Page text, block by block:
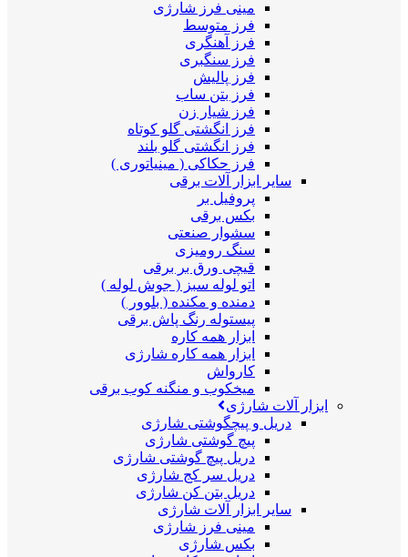
مینی فرز شارژی
فرز متوسط
فرز آهنگری
فرز سنگبری
فرز پالیش
فرز بتن ساب
فرز شیار زن
فرز انگشتی گلو کوتاه
فرز انگشتی گلو بلند
فرز حکاکی ( مینیاتوری )
سایر ابزار آلات برقی
پروفیل بر
بکس برقی
سشوار صنعتی
سنگ رومیزی
قیچی ورق بر برقی
اتو لوله سبز ( جوش لوله )
دمنده و مکنده ( بلوور )
پیستوله رنگ پاش برقی
ابزار همه کاره
ابزار همه کاره شارژی
کارواش
میخکوب و منگنه کوب برقی
ابزار آلات شارژی
دریل و پیچگوشتی شارژی
پیچ گوشتی شارژی
دریل پیچ گوشتی شارژی
دریل سر کج شارژی
دریل بتن کن شارژی
سایر ابزار آلات شارژی
مینی فرز شارژی
بکس شارژی